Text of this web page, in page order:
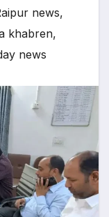
news,
khabren,
news